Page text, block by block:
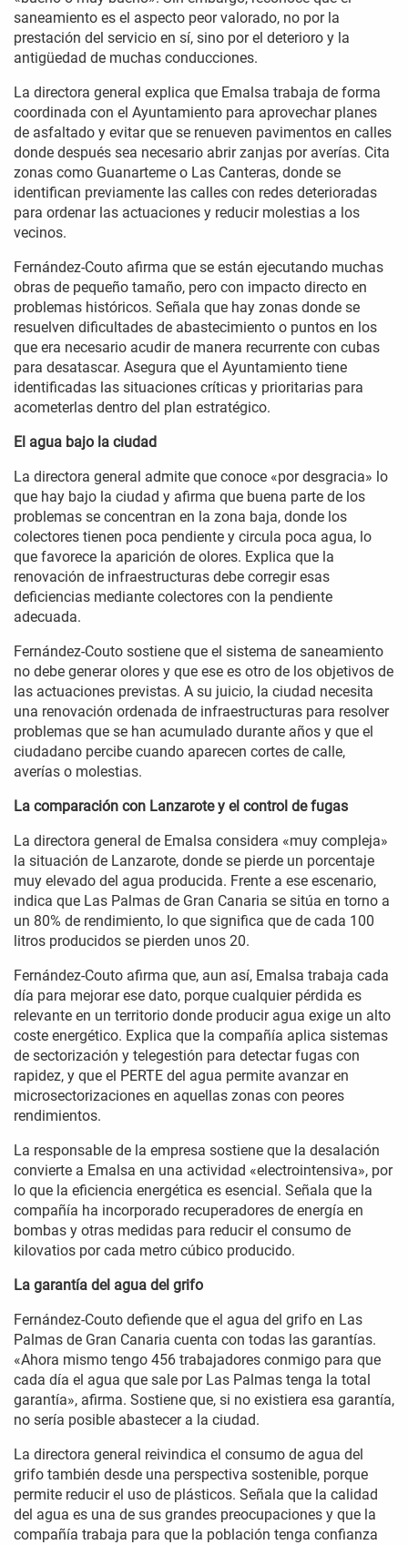
saneamiento es el aspecto peor valorado, no por la
prestación del servicio en sí, sino por el deterioro y la
antigüedad de muchas conducciones.
La directora general explica que Emalsa trabaja de forma
coordinada con el Ayuntamiento para aprovechar planes
de asfaltado y evitar que se renueven pavimentos en calles
donde después sea necesario abrir zanjas por averías. Cita
zonas como Guanarteme o Las Canteras, donde se
identifican previamente las calles con redes deterioradas
para ordenar las actuaciones y reducir molestias a los
vecinos.
Fernández-Couto afirma que se están ejecutando muchas
obras de pequeño tamaño, pero con impacto directo en
problemas históricos. Señala que hay zonas donde se
resuelven dificultades de abastecimiento o puntos en los
que era necesario acudir de manera recurrente con cubas
para desatascar. Asegura que el Ayuntamiento tiene
identificadas las situaciones críticas y prioritarias para
acometerlas dentro del plan estratégico.
El agua bajo la ciudad
La directora general admite que conoce «por desgracia» lo
que hay bajo la ciudad y afirma que buena parte de los
problemas se concentran en la zona baja, donde los
colectores tienen poca pendiente y circula poca agua, lo
que favorece la aparición de olores. Explica que la
renovación de infraestructuras debe corregir esas
deficiencias mediante colectores con la pendiente
adecuada.
Fernández-Couto sostiene que el sistema de saneamiento
no debe generar olores y que ese es otro de los objetivos de
las actuaciones previstas. A su juicio, la ciudad necesita
una renovación ordenada de infraestructuras para resolver
problemas que se han acumulado durante años y que el
ciudadano percibe cuando aparecen cortes de calle,
averías o molestias.
La comparación con Lanzarote y el control de fugas
La directora general de Emalsa considera «muy compleja»
la situación de Lanzarote, donde se pierde un porcentaje
muy elevado del agua producida. Frente a ese escenario,
indica que Las Palmas de Gran Canaria se sitúa en torno a
un 80% de rendimiento, lo que significa que de cada 100
litros producidos se pierden unos 20.
Fernández-Couto afirma que, aun así, Emalsa trabaja cada
día para mejorar ese dato, porque cualquier pérdida es
relevante en un territorio donde producir agua exige un alto
coste energético. Explica que la compañía aplica sistemas
de sectorización y telegestión para detectar fugas con
rapidez, y que el PERTE del agua permite avanzar en
microsectorizaciones en aquellas zonas con peores
rendimientos.
La responsable de la empresa sostiene que la desalación
convierte a Emalsa en una actividad «electrointensiva», por
lo que la eficiencia energética es esencial. Señala que la
compañía ha incorporado recuperadores de energía en
bombas y otras medidas para reducir el consumo de
kilovatios por cada metro cúbico producido.
La garantía del agua del grifo
Fernández-Couto defiende que el agua del grifo en Las
Palmas de Gran Canaria cuenta con todas las garantías.
«Ahora mismo tengo 456 trabajadores conmigo para que
cada día el agua que sale por Las Palmas tenga la total
garantía», afirma. Sostiene que, si no existiera esa garantía,
no sería posible abastecer a la ciudad.
La directora general reivindica el consumo de agua del
grifo también desde una perspectiva sostenible, porque
permite reducir el uso de plásticos. Señala que la calidad
del agua es una de sus grandes preocupaciones y que la
compañía trabaja para que la población tenga confianza